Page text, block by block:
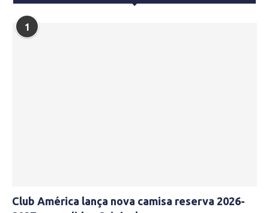
1
Club América lança nova camisa reserva 2026-